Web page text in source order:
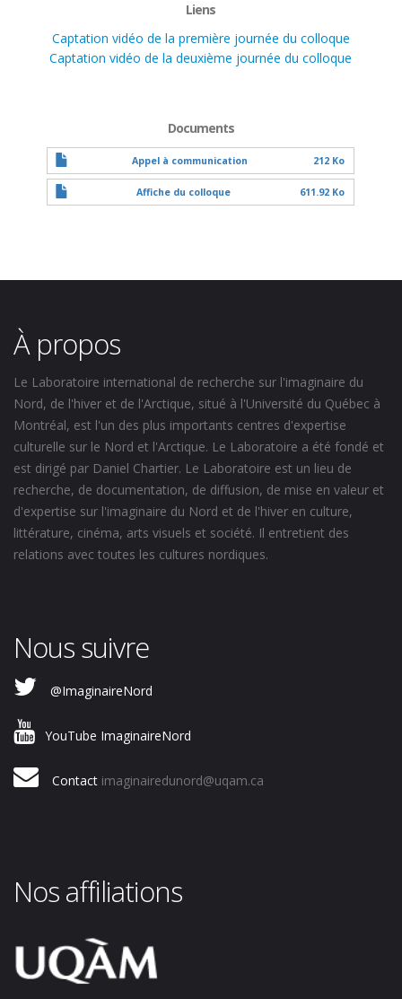
Liens
Captation vidéo de la première journée du colloque
Captation vidéo de la deuxième journée du colloque
Documents
Appel à communication 212 Ko
Affiche du colloque 611.92 Ko
À propos
Le Laboratoire international de recherche sur l'imaginaire du
Nord, de l'hiver et de l'Arctique, situé à l'Université du Québec à
Montréal, est l'un des plus importants centres d'expertise
culturelle sur le Nord et l'Arctique. Le Laboratoire a été fondé et
est dirigé par Daniel Chartier. Le Laboratoire est un lieu de
recherche, de documentation, de diffusion, de mise en valeur et
d'expertise sur l'imaginaire du Nord et de l'hiver en culture,
littérature, cinéma, arts visuels et société. Il entretient des
relations avec toutes les cultures nordiques.
Nous suivre
@ImaginaireNord
YouTube ImaginaireNord
Contact imaginairedunord@uqam.ca
Nos affiliations